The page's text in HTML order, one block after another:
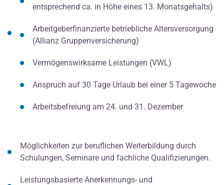
entsprechend ca. in Höhe eines 13. Monatsgehalts)
Arbeitgeberfinanzierte betriebliche Altersversorgung
(Allianz Gruppenversicherung)
Vermögenswirksame Leistungen (VWL)
Anspruch auf 30 Tage Urlaub bei einer 5 Tagewoche
Arbeitsbefreiung am 24. und 31. Dezember
Möglichkeiten zur beruflichen Weiterbildung durch
Schulungen, Seminare und fachliche Qualifizierungen.
Leistungsbasierte Anerkennungs- und